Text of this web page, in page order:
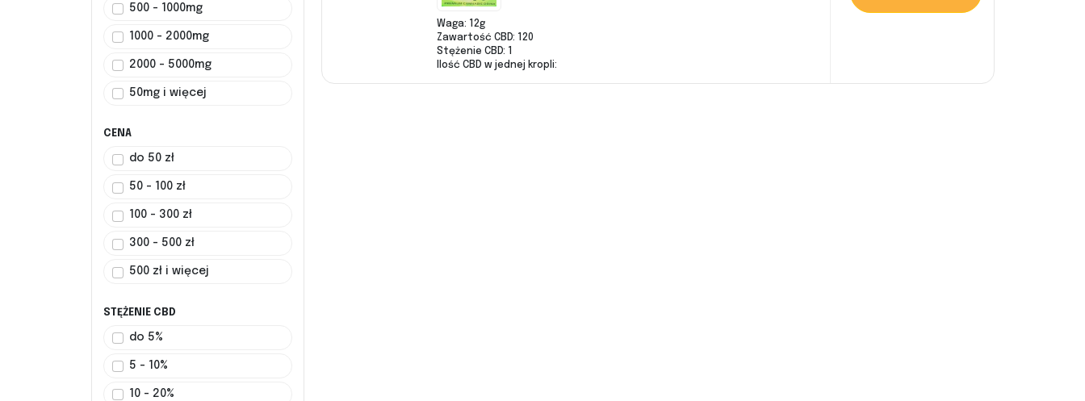
500 - 1000mg
1000 - 2000mg
2000 - 5000mg
50mg i więcej
CENA
do 50 zł
50 - 100 zł
100 - 300 zł
300 - 500 zł
500 zł i więcej
STĘŻENIE CBD
do 5%
5 - 10%
10 - 20%
Waga: 12g
Zawartość CBD: 120
Stężenie CBD: 1
Ilość CBD w jednej kropli: